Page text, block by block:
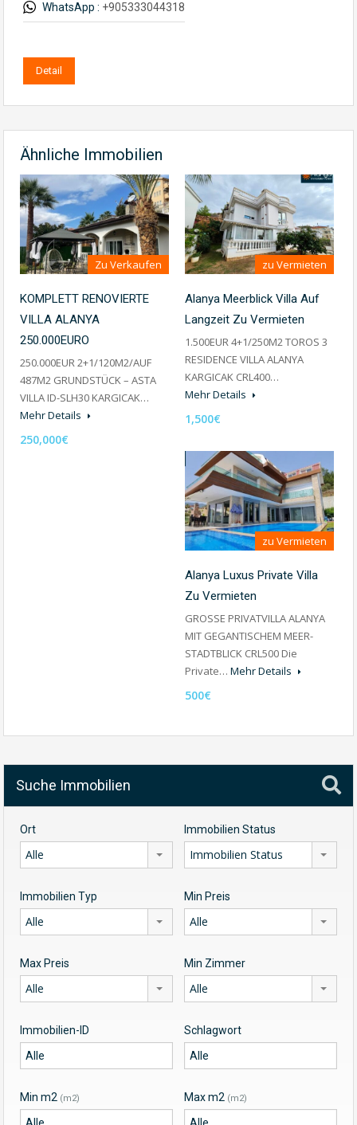
WhatsApp : +905333044318
Detail
Ähnliche Immobilien
Zu Verkaufen
KOMPLETT RENOVIERTE
VILLA ALANYA
250.000EURO
250.000EUR 2+1/120M2/AUF
487M2 GRUNDSTÜCK – ASTA
VILLA ID-SLH30 KARGICAK…
Mehr Details
250,000€
zu Vermieten
Alanya Meerblick Villa Auf
Langzeit Zu Vermieten
1.500EUR 4+1/250M2 TOROS 3
RESIDENCE VILLA ALANYA
KARGICAK CRL400…
Mehr Details
1,500€
zu Vermieten
Alanya Luxus Private Villa
Zu Vermieten
GROSSE PRIVATVILLA ALANYA
MIT GEGANTISCHEM MEER-
STADTBLICK CRL500 Die
Private… Mehr Details
500€
Suche Immobilien
Ort
Alle
Immobilien Status
Immobilien Status
Immobilien Typ
Alle
Min Preis
Alle
Max Preis
Alle
Min Zimmer
Alle
Immobilien-ID Schlagwort
Min m2 (m2) Max m2 (m2)